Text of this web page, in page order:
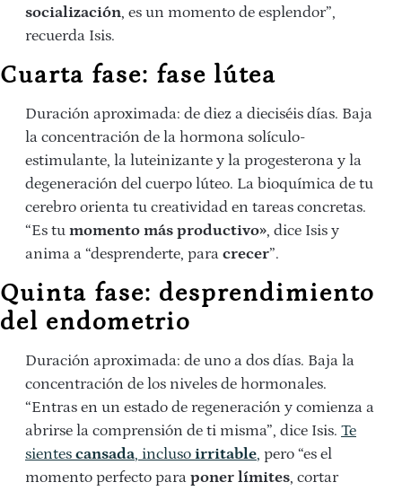
socialización, es un momento de esplendor”,
recuerda Isis.
Cuarta fase: fase lútea
Duración aproximada: de diez a dieciséis días. Baja
la concentración de la hormona solículo-
estimulante, la luteinizante y la progesterona y la
degeneración del cuerpo lúteo. La bioquímica de tu
cerebro orienta tu creatividad en tareas concretas.
“Es tu momento más productivo», dice Isis y
anima a “desprenderte, para crecer”.
Quinta fase: desprendimiento
del endometrio
Duración aproximada: de uno a dos días. Baja la
concentración de los niveles de hormonales.
“Entras en un estado de regeneración y comienza a
abrirse la comprensión de ti misma”, dice Isis. Te
sientes cansada, incluso irritable, pero “es el
momento perfecto para poner límites, cortar